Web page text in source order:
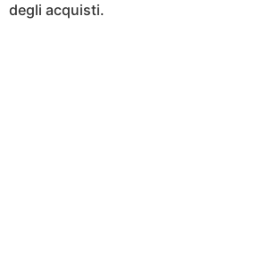
degli acquisti.